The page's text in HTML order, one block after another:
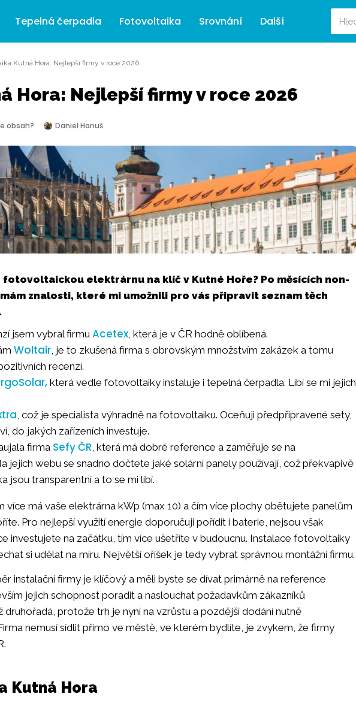
Tepelná čerpadla Fotovoltaika Srovnání Další
Kutná Hora: Nejlepší firmy v roce 2026
Hora: Nejlepší firmy v roce 2026
obsah? Daniel Hanuš
elektrárnu na klíč v Kutné Hoře? Po měsících non-
znalosti, které mi umožnili pro vás připravit seznam těch
jsem vybral firmu Acetex , která je v ČR hodně oblíbená.
Woltair , je to zkušená firma s obrovským množstvím zakázek a tomu
recenzí.
která vedle fotovoltaiky instaluje i tepelná čerpadla. Líbí se mi jejich
, což je specialista výhradně na fotovoltaiku. Oceňuji předpřipravené sety,
do jakých zařízeních investuje.
firma Sefy ČR , která má dobré reference a zaměřuje se na
jejich webu se snadno dočtete jaké solární panely používají, což překvapivě
jsou transparentní a to se mi líbí.
více má vaše elektrárna kWp (max 10) a čím více plochy obětujete panelům
Pro nejlepší využití energie doporučuji pořídit i baterie, nejsou však
investujete na začátku, tím více ušetříte v budoucnu. Instalace fotovoltaiky
si udělat na míru. Největší oříšek je tedy vybrat správnou montážní firmu.
instalační firmy je klíčový a měli byste se dívat primárně na reference
jejich schopnost poradit a naslouchat požadavkům zákazníků
druhořadá, protože trh je nyní na vzrůstu a pozdější dodání nutně
nemusí sídlit přímo ve městě, ve kterém bydlíte, je zvykem, že firmy
Kutná Hora